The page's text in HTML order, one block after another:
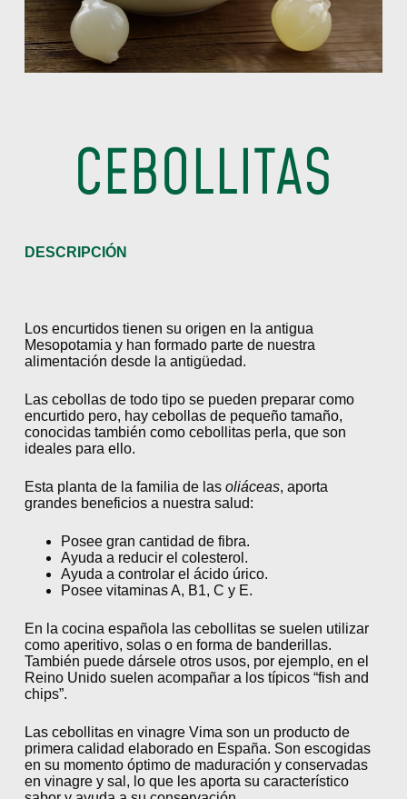
CEBOLLITAS
DESCRIPCIÓN
Los encurtidos tienen su origen en la antigua
Mesopotamia y han formado parte de nuestra
alimentación desde la antigüedad.
Las cebollas de todo tipo se pueden preparar como
encurtido pero, hay cebollas de pequeño tamaño,
conocidas también como cebollitas perla, que son
ideales para ello.
Esta planta de la familia de las oliáceas, aporta
grandes beneficios a nuestra salud:
Posee gran cantidad de fibra.
Ayuda a reducir el colesterol.
Ayuda a controlar el ácido úrico.
Posee vitaminas A, B1, C y E.
En la cocina española las cebollitas se suelen utilizar
como aperitivo, solas o en forma de banderillas.
También puede dársele otros usos, por ejemplo, en el
Reino Unido suelen acompañar a los típicos “fish and
chips”.
Las cebollitas en vinagre Vima son un producto de
primera calidad elaborado en España. Son escogidas
en su momento óptimo de maduración y conservadas
en vinagre y sal, lo que les aporta su característico